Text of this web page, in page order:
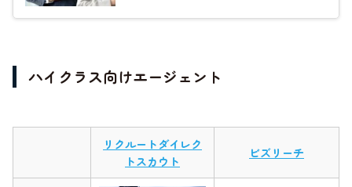
ハイクラス向けエージェント
リクルートダイレク
トスカウト
ビズリーチ